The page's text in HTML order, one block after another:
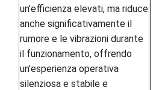
un'efficienza elevati, ma riduce
anche significativamente il
rumore e le vibrazioni durante
il funzionamento, offrendo
un'esperienza operativa
silenziosa e stabile e